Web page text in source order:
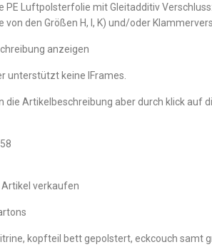
PE Luftpolsterfolie mit Gleitadditiv
von den Größen H, I, K) und/oder
anzeigen
unterstützt keine IFrames.
die Artikelbeschreibung aber durch klick auf
verkaufen
kopfteil bett gepolstert, eckcouch samt